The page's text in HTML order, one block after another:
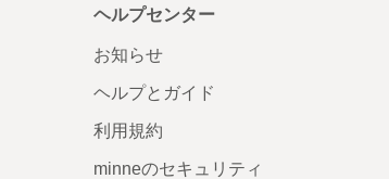
ヘルプセンター
お知らせ
ヘルプとガイド
利用規約
minneのセキュリティ